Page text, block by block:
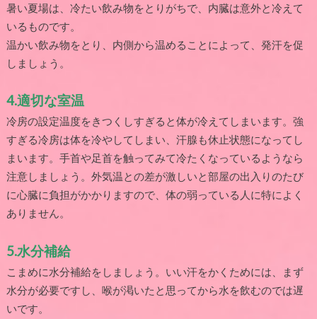
暑い夏場は、冷たい飲み物をとりがちで、内臓は意外と冷えて
いるものです。
温かい飲み物をとり、内側から温めることによって、発汗を促
しましょう。
4.適切な室温
冷房の設定温度をきつくしすぎると体が冷えてしまいます。強
すぎる冷房は体を冷やしてしまい、汗腺も休止状態になってし
まいます。手首や足首を触ってみて冷たくなっているようなら
注意しましょう。外気温との差が激しいと部屋の出入りのたび
に心臓に負担がかかりますので、体の弱っている人に特によく
ありません。
5.水分補給
こまめに水分補給をしましょう。いい汗をかくためには、まず
水分が必要ですし、喉が渇いたと思ってから水を飲むのでは遅
いです。